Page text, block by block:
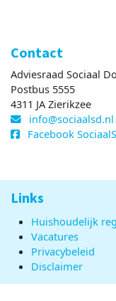
Contact
Adviesraad Sociaal
Postbus 5555
4311 JA Zierikzee
info@sociaalsd.nl
Facebook
Links
Huishoudelijk
Vacatures
Privacybeleid
Disclaimer